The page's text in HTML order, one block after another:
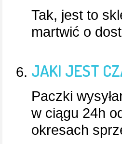
Tak, jest to
martwić o
JAKI JEST
Paczki
w ciągu 24h
okresach